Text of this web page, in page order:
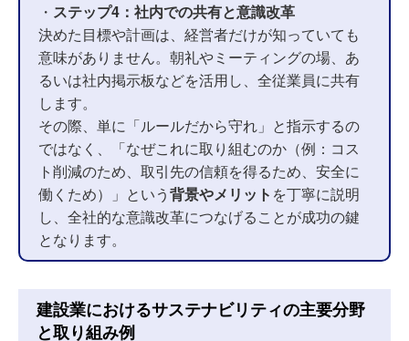
・ ステップ4：社内での共有と意識改革
決めた目標や計画は、経営者だけが知っていても
意味がありません。朝礼やミーティングの場、あ
るいは社内掲示板などを活用し、全従業員に共有
します。
その際、単に「ルールだから守れ」と指示するの
ではなく、「なぜこれに取り組むのか（例：コス
ト削減のため、取引先の信頼を得るため、安全に
働くため）」という背景やメリット を丁寧に説明
し、全社的な意識改革につなげることが成功の鍵
となります。
建設業におけるサステナビリティの主要分野
と取り組み例